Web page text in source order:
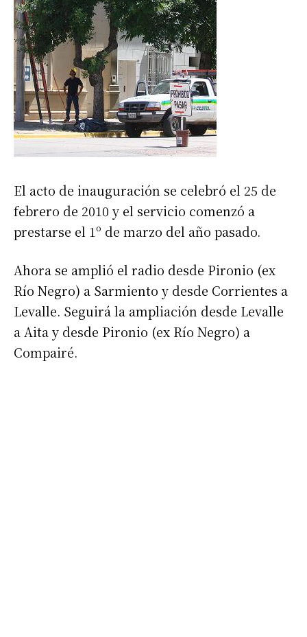
El acto de inauguración se celebró el 25 de
febrero de 2010 y el servicio comenzó a
prestarse el 1º de marzo del año pasado.
Ahora se amplió el radio desde Pironio (ex
Río Negro) a Sarmiento y desde Corrientes a
Levalle. Seguirá la ampliación desde Levalle
a Aita y desde Pironio (ex Río Negro) a
Compairé.